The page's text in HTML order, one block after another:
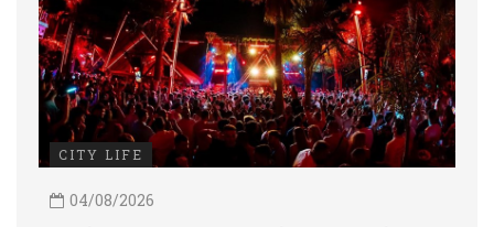
CITY LIFE
04/08/2026